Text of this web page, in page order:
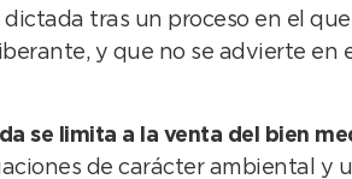
tras un proceso en el
y que no se advierte
se limita a la venta del bien
de carácter ambiental y